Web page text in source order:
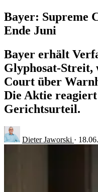
Bayer: Supreme
Ende Juni
Bayer erhält
Glyphosat-Streit,
Court über
Die Aktie
Gerichtsurteil.
Dieter Jaworski ·